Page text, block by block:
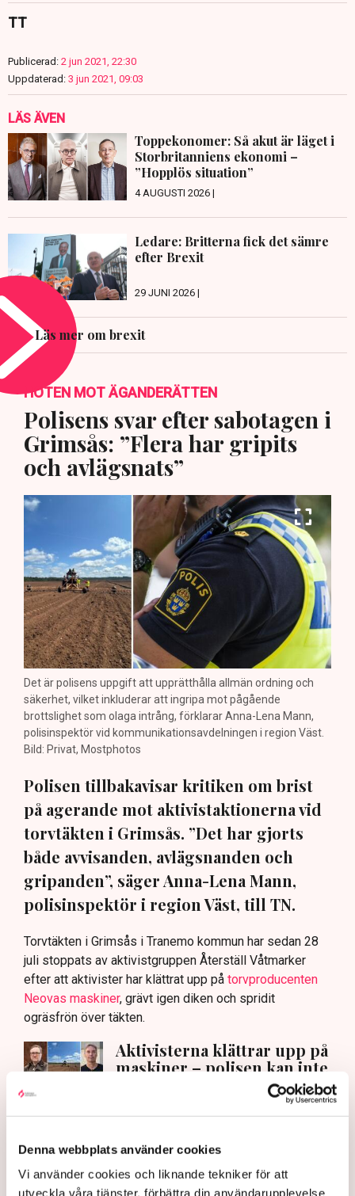
Denna webbplats använder cookies
Vi använder cookies och liknande tekniker för att
utveckla våra tjänster, förbättra din användarupplevelse
TT
Publicerad: 2 jun 2021, 22:30
Uppdaterad: 3 jun 2021, 09:03
LÄS ÄVEN
Toppekonomer: Så akut är läget i
Storbritanniens ekonomi –
”Hopplös situation”
4 AUGUSTI 2026 |
Ledare: Britterna fick det sämre
efter Brexit
29 JUNI 2026 |
Läs mer om brexit
HOTEN MOT ÄGANDERÄTTEN
Polisens svar efter sabotagen i
Grimsås: ”Flera har gripits
och avlägsnats”
Det är polisens uppgift att upprätthålla allmän ordning och
säkerhet, vilket inkluderar att ingripa mot pågående
brottslighet som olaga intrång, förklarar Anna-Lena Mann,
polisinspektör vid kommunikationsavdelningen i region Väst.
Bild: Privat, Mostphotos
Polisen tillbakavisar kritiken om brist
på agerande mot aktivistaktionerna vid
torvtäkten i Grimsås. ”Det har gjorts
både avvisanden, avlägsnanden och
gripanden”, säger Anna-Lena Mann,
polisinspektör i region Väst, till TN.
Torvtäkten i Grimsås i Tranemo kommun har sedan 28
juli stoppats av aktivistgruppen Återställ Våtmarker
efter att aktivister har klättrat upp på torvproducenten
Neovas maskiner, grävt igen diken och spridit
ogräsfrön över täkten.
Aktivisterna klättrar upp på
maskiner – polisen kan inte
avvisa dem: ”Upptrappning
Näringsliv
AI-sammanfattning
Torvtäkten i Grimsås har stoppats av aktivister